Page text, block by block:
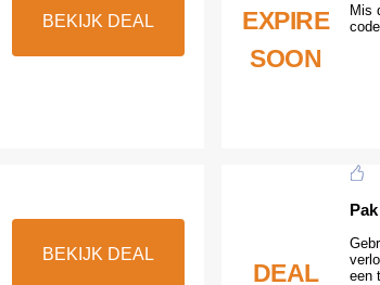
BEKIJK DEAL
EXPIRE
SOON
Mis
BEKIJK DEAL
DEAL
een